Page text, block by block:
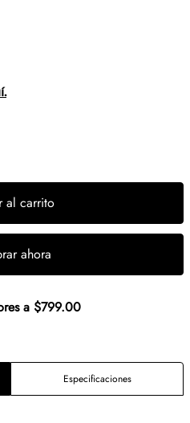
al carrito
ahora
a $799.00
Especificaciones